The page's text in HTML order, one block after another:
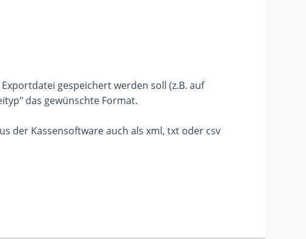
gespeichert werden soll (z.B. auf
das gewünschte Format.
der Kassensoftware auch als xml, txt oder csv